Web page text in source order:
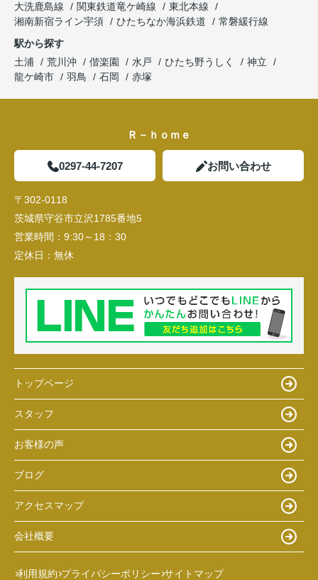
大洗鹿島線
関東鉄道竜ケ崎線
東北本線
湘南新宿ライン宇須
ひたちなか海浜鉄道
常磐緩行線
駅から探す
土浦
荒川沖 偕楽園 水戸 ひたち野うしく
神立
龍ケ崎市
羽鳥 石岡 赤塚
Ｒ－ｈｏｍｅ
0297-44-7207 お問い合わせ
〒302-0118
茨城県守谷市立沢1785番地5
営業時間： 9:30～18：30
定休日： 無休
トップページ
スタッフ
お客様の声
ブログ
アクセスマップ
会社概要
利用規約 プライバシーポリシー サイトマップ